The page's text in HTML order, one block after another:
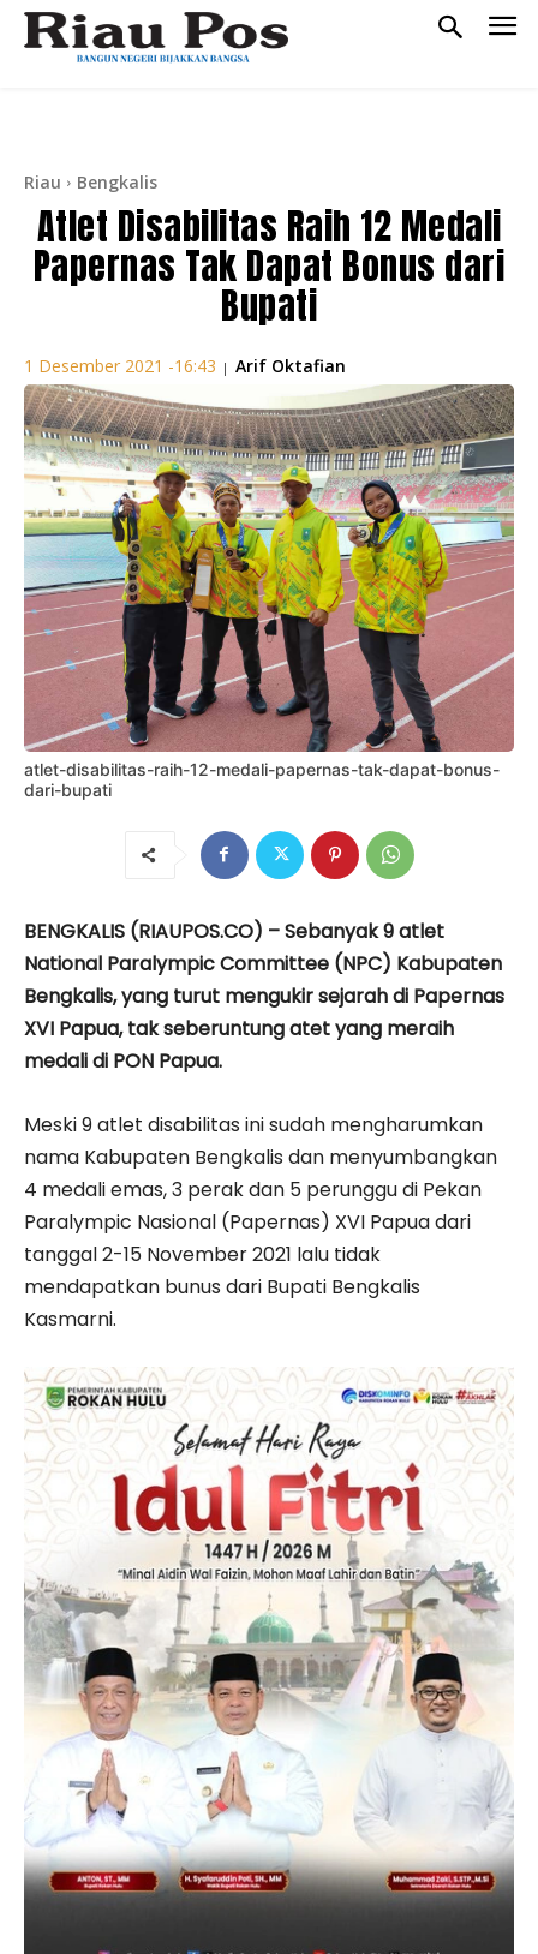
Riau Bengkalis
Atlet Disabilitas Raih 12 Medali
Papernas Tak Dapat Bonus dari
Bupati
1 Desember 2021 -16:43 | Arif Oktafian
atlet-disabilitas-raih-12-medali-papernas-tak-dapat-bonus-
dari-bupati
BENGKALIS (RIAUPOS.CO) – Sebanyak 9 atlet
National Paralympic Committee (NPC) Kabupaten
Bengkalis, yang turut mengukir sejarah di Papernas
XVI Papua, tak seberuntung atet yang meraih
medali di PON Papua.
Meski 9 atlet disabilitas ini sudah mengharumkan
nama Kabupaten Bengkalis dan menyumbangkan
4 medali emas, 3 perak dan 5 perunggu di Pekan
Paralympic Nasional (Papernas) XVI Papua dari
tanggal 2-15 November 2021 lalu tidak
mendapatkan bunus dari Bupati Bengkalis
Kasmarni.